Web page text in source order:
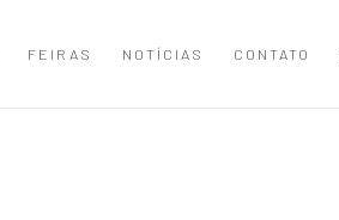
FEIRAS NOTÍCIAS CONTATO